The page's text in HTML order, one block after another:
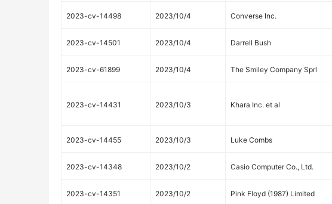
2023-cv-14498 2023/10/4 Converse Inc.
2023-cv-14501 2023/10/4 Darrell Bush
2023-cv-61899 2023/10/4 The Smiley Company Sprl
2023-cv-14431 2023/10/3 Khara Inc. et al
2023-cv-14455 2023/10/3 Luke Combs
2023-cv-14348 2023/10/2 Casio Computer Co., Ltd.
2023-cv-14351 2023/10/2 Pink Floyd (1987) Limited